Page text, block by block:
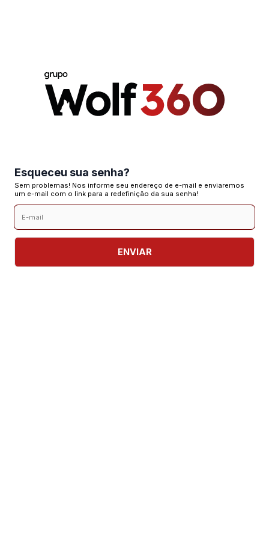
Esqueceu sua senha?
Sem problemas! Nos informe seu endereço de e-mail e enviaremos
um e-mail com o link para a redefinição da sua senha!
ENVIAR